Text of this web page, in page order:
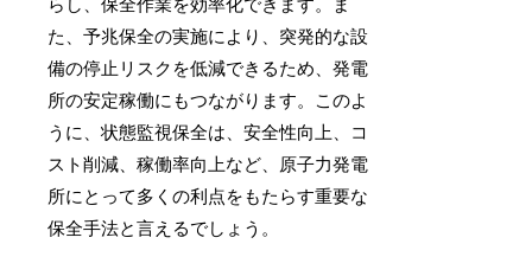
らし、保全作業を効率化できます。ま
た、予兆保全の実施により、突発的な設
備の停止リスクを低減できるため、発電
所の安定稼働にもつながります。このよ
うに、状態監視保全は、安全性向上、コ
スト削減、稼働率向上など、原子力発電
所にとって多くの利点をもたらす重要な
保全手法と言えるでしょう。